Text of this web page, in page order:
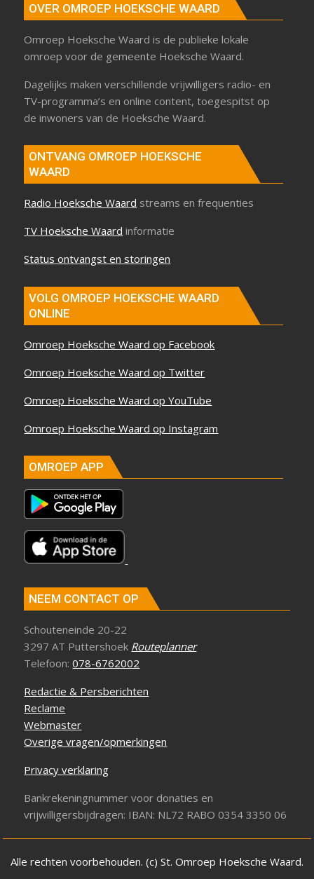
OVER OMROEP HOEKSCHE WAARD
Omroep Hoeksche Waard is de publieke lokale
omroep voor de gemeente Hoeksche Waard.
Dagelijks maken verschillende vrijwilligers radio- en
TV-programma’s en online content, toegespitst op
de inwoners van de Hoeksche Waard.
ONTVANG OMROEP HOEKSCHE
WAARD
Radio Hoeksche Waard streams en frequenties
TV Hoeksche Waard informatie
Status ontvangst en storingen
VOLG OMROEP HOEKSCHE WAARD
ONLINE
Omroep Hoeksche Waard op Facebook
Omroep Hoeksche Waard op Twitter
Omroep Hoeksche Waard op YouTube
Omroep Hoeksche Waard op Instagram
OMROEP APP
NEEM CONTACT OP
Schouteneinde 20-22
3297 AT Puttershoek Routeplanner
Telefoon:078-6762002
Redactie & Persberichten
Reclame
Webmaster
Overige vragen/opmerkingen
Privacy verklaring
Bankrekeningnummer voor donaties en
vrijwilligersbijdragen: IBAN: NL72 RABO 0354 3350 06
Alle rechten voorbehouden. (c) St. Omroep Hoeksche Waard.